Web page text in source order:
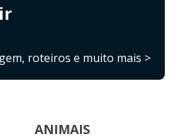
roteiros e muito mais >
ANIMAIS